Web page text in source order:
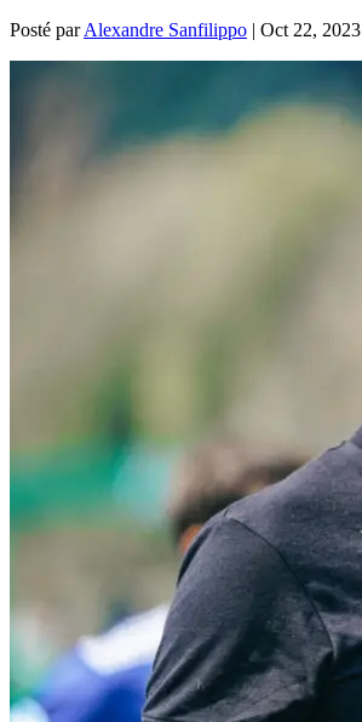
Posté parAlexandre Sanfilippo | Oct 22, 2023